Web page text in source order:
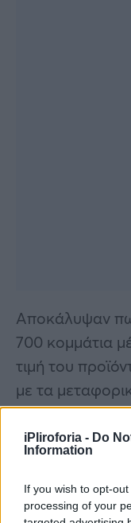
iPliroforia - Do
Information
If you wish to opt-
processing of your
Αποκάλυψαν
700 κομμάτια
τιμή του
με τα
έπειτα
δημιουργήσει
της
προβλημάτων